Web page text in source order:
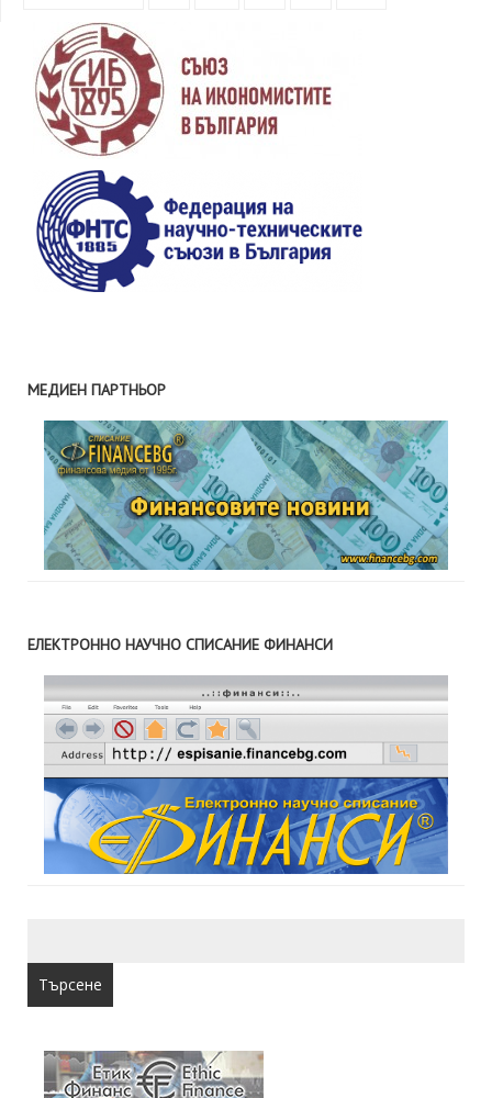
МЕДИЕН ПАРТНЬОР
ЕЛЕКТРОННО НАУЧНО СПИСАНИЕ ФИНАНСИ